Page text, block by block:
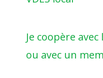
Je coopère
ou avec un